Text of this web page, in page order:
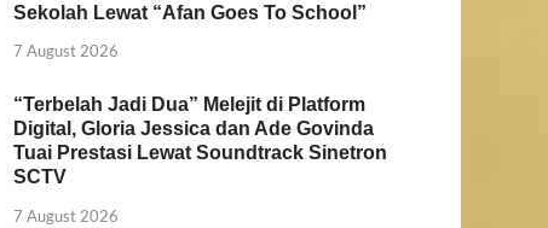
Sekolah Lewat “Afan Goes To School”
7 August 2026
“Terbelah Jadi Dua” Melejit di Platform
Digital, Gloria Jessica dan Ade Govinda
Tuai Prestasi Lewat Soundtrack Sinetron
SCTV
7 August 2026